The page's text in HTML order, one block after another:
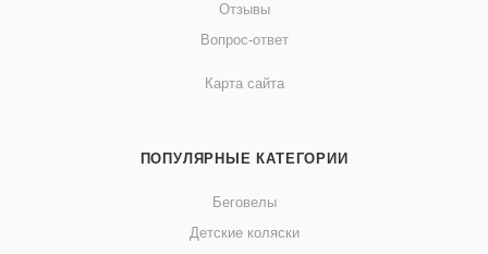
Отзывы
Вопрос-ответ
Карта сайта
ПОПУЛЯРНЫЕ КАТЕГОРИИ
Беговелы
Детские коляски